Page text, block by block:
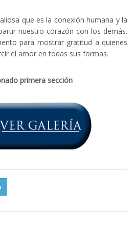
que es la conexión humana y la
nuestro corazón con los demás.
para mostrar gratitud a quienes
el amor en todas sus formas.
primera sección